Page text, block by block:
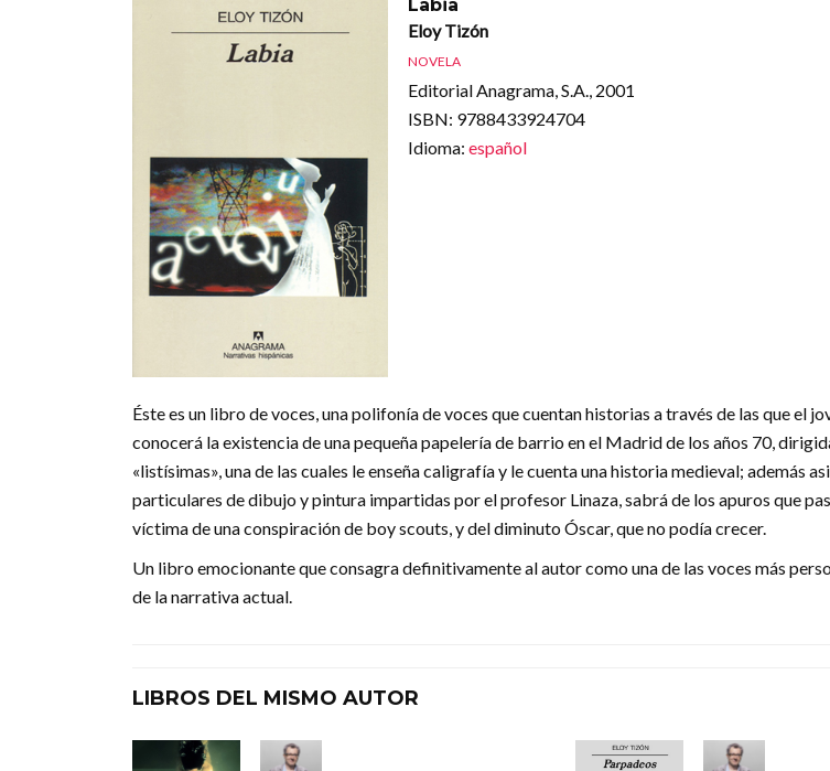
Labia
Eloy Tizón
NOVELA
Editorial Anagrama, S.A., 2001
ISBN: 9788433924704
Idioma: español
Éste es un libro de voces, una polifonía de voces que cuentan historias a través de las que el
conocerá la existencia de una pequeña papelería de barrio en el Madrid de los años 70,
«listísimas», una de las cuales le enseña caligrafía y le cuenta una historia medieval; además
particulares de dibujo y pintura impartidas por el profesor Linaza, sabrá de los apuros que
víctima de una conspiración de boy scouts, y del diminuto Óscar, que no podía crecer.
Un libro emocionante que consagra definitivamente al autor como una de las voces más
de la narrativa actual.
LIBROS DEL MISMO AUTOR